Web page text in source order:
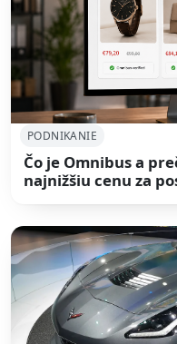
PODNIKANIE
Čo je Omnibus a
najnižšiu cenu za